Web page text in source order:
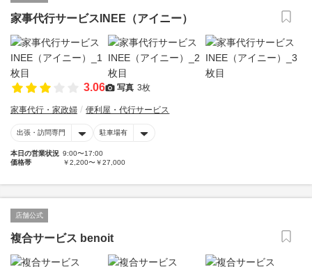
家事代行サービスINEE（アイニー）
3.06 写真 3枚
家事代行・家政婦 便利屋・代行サービス
出張・訪問専門 駐車場有
本日の営業状況 9:00〜17:00
価格帯
￥2,200〜￥27,000
店舗公式
複合サービス benoit